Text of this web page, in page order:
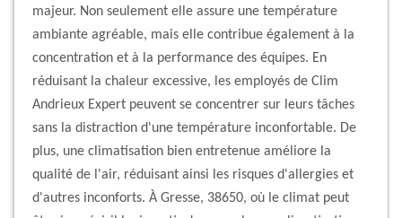
majeur. Non seulement elle assure une température
ambiante agréable, mais elle contribue également à la
concentration et à la performance des équipes. En
réduisant la chaleur excessive, les employés de Clim
Andrieux Expert peuvent se concentrer sur leurs tâches
sans la distraction d'une température inconfortable. De
plus, une climatisation bien entretenue améliore la
qualité de l'air, réduisant ainsi les risques d'allergies et
d'autres inconforts. À Gresse, 38650, où le climat peut